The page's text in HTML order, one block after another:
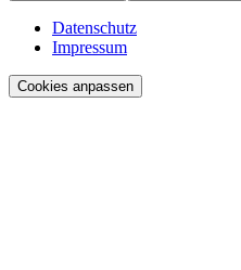
Datenschutz
Impressum
Cookies anpassen